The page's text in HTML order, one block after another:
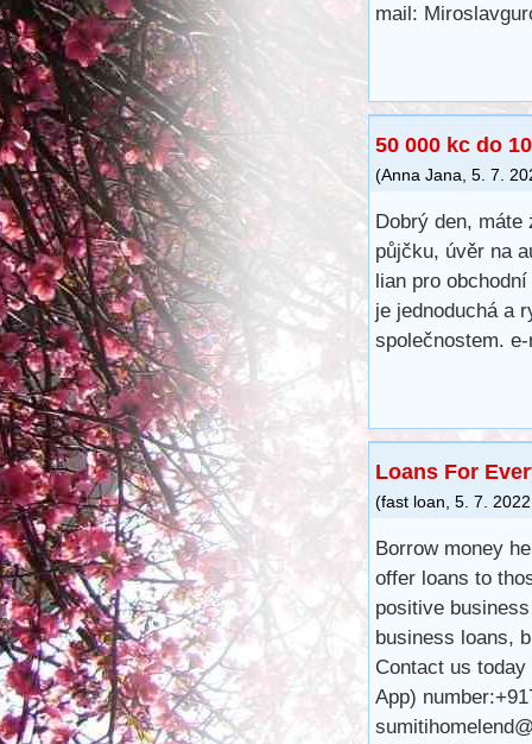
mail:
50 000 kc do
(Anna Jana 5. 7.
Dobrý den,
půjčku, úvěr na
lian pro
je jednoduchá a
společnostem.
Loans For
(fast loan, 5. 7. 2022
Borrow money
offer loans to
positive
business loans,
Contact us
App)